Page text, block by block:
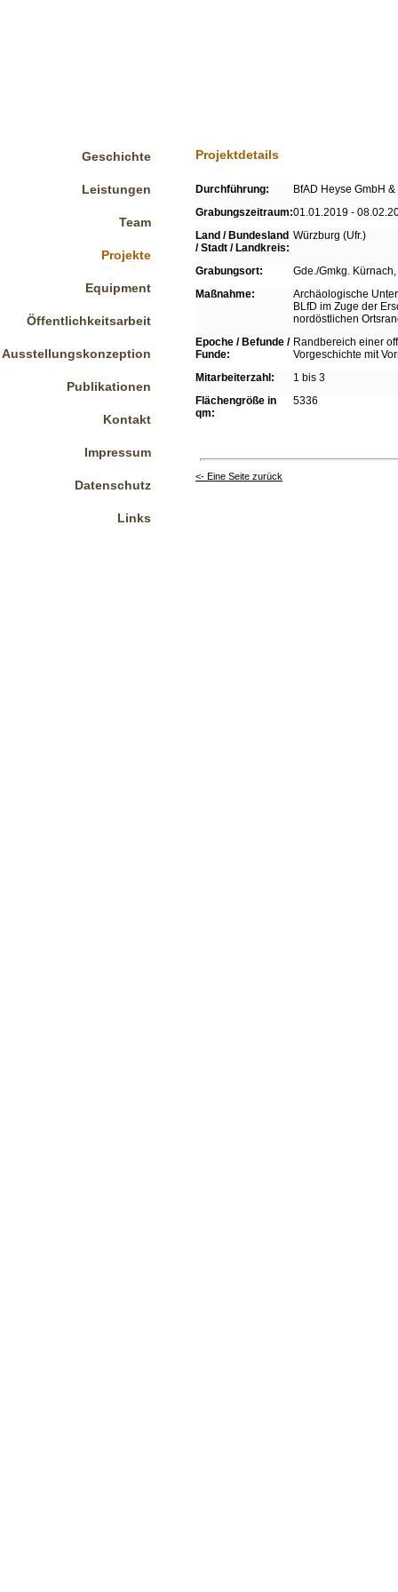
Geschichte
Leistungen
Team
Projekte
Equipment
Öffentlichkeitsarbeit
Ausstellungskonzeption
Publikationen
Kontakt
Impressum
Datenschutz
Links
Projektdetails
Durchführung:
BfAD Heyse GmbH &
Grabungszeitraum:01.01.2019 -
Land / Bundesland
/ Stadt / Landkreis:
Würzburg (Ufr.)
Grabungsort:
Gde./Gmkg.
Maßnahme:
Archäologische
BLfD im Zuge der
nordöstlichen
Epoche / Befunde /
Funde:
Randbereich einer
Vorgeschichte mit
Mitarbeiterzahl:
1 bis 3
Flächengröße in
qm:
5336
<- Eine Seite zurück